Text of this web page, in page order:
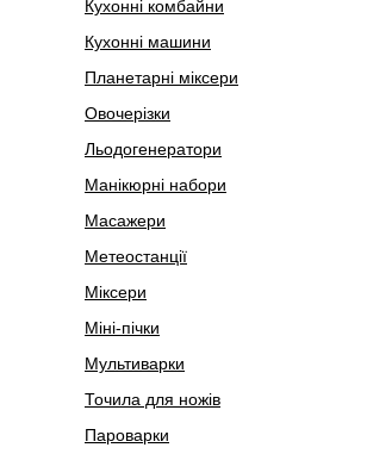
Кухонні комбайни
Кухонні машини
Планетарні міксери
Овочерізки
Льодогенератори
Манікюрні набори
Масажери
Метеостанції
Міксери
Міні-пічки
Мультиварки
Точила для ножів
Пароварки